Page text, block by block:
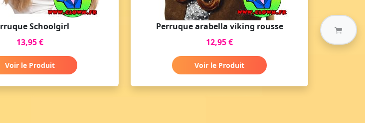
Schoolgirl
13,95 €
Voir le Produit
Perruque arabella viking rousse
12,95 €
Voir le Produit